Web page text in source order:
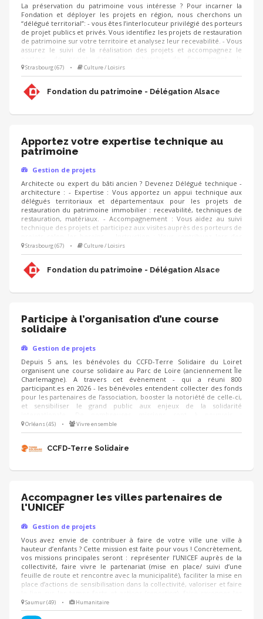
La préservation du patrimoine vous intéresse ? Pour incarner la
Fondation et déployer les projets en région, nous cherchons un
“délégué territorial”: - vous êtes l’interlocuteur privilégié des porteurs
de projet publics et privés. Vous identifiez les projets de restauration
de patrimoine sur votre territoire et analysez leur recevabilité. - Vous
assurez le suivi de la réalisation des projets et accompagnez le
communication, l'animation de sa collecte, jusqu'à la clôture du
projet. - Vous contribuez au développement des adhésions et des
ressources (mécènes, donateurs, partenariats, etc.) pour pérenniser
les actions de la Fondation.
Strasbourg (67) • Culture / Loisirs
Fondation du patrimoine - Délégation Alsace
Apportez votre expertise technique au
patrimoine
Gestion de projets
Architecte ou expert du bâti ancien ? Devenez Délégué technique -
architecture : - Expertise : Vous apportez un appui technique aux
délégués territoriaux et départementaux pour les projets de
restauration du patrimoine immobilier : recevabilité, techniques de
restauration, matériaux. - Accompagnement : Vous aidez au suivi
technique des projets et participez aux visites auprès des porteurs de
réunions et comités à l'instruction des dossiers et facilitez les
relations avec les partenaires (DRAC, Architectes des Bâtiments de
France, UDAP). - Sensibilisation : Vous partagez les bonnes pratiques
au sein de l'équipe régionale.
Strasbourg (67) • Culture / Loisirs
Fondation du patrimoine - Délégation Alsace
Participe à l’organisation d’une course
solidaire
Gestion de projets
Depuis 5 ans, les bénévoles du CCFD-Terre Solidaire du Loiret
organisent une course solidaire au Parc de Loire (anciennement Île
Charlemagne). A travers cet évènement - qui a réuni 800
participant.es en 2026 - les bénévoles entendent collecter des fonds
pour les partenaires de l’association, booster la notoriété de celle-ci,
et sensibiliser le grand public aux enjeux de la solidarité
communication, logistique, recherche de partenaires/mécènes, etc.
NB : l’édition 2027 aura lieu le dimanche 21 mars.
Orléans (45) • Vivre ensemble
CCFD-Terre Solidaire
Accompagner les villes partenaires de
l'UNICEF
Gestion de projets
Vous avez envie de contribuer à faire de votre ville une ville à
hauteur d’enfants ? Cette mission est faite pour vous ! Concrètement,
vos missions principales seront : représenter l’UNICEF auprès de la
collectivité, faire vivre le partenariat (mise en place/ suivi d’une
feuille de route et rencontre avec la municipalité), faciliter la mise en
place d’actions de sensibilisation dans la collectivité, valoriser et faire
droits de l’enfant sur le territoire. Vous aurez la possibilité d’animer
des formations à destination des élus et agents des collectivités
Saumur (49) • Humanitaire